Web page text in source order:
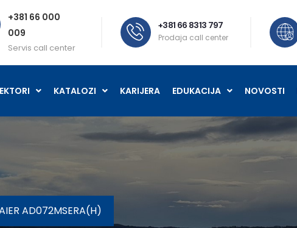
+381 66 000
009
Servis call center
+381 66 8313 797
Prodaja call center
KATALOZI KARIJERA EDUKACIJA NOVOSTI
AD072MSERA(H)